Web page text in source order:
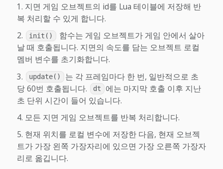
지면 게임 오브젝트의 id를 Lua 테이블에 저장해 반
복 처리할 수 있게 합니다.
init()
함수는 게임 오브젝트가 게임 안에서 살아
날 때 호출됩니다. 지면의 속도를 담는 오브젝트 로컬
멤버 변수를 초기화합니다.
update()
는 각 프레임마다 한 번, 일반적으로 초
당 60번 호출됩니다.
dt
에는 마지막 호출 이후 지난
초 단위 시간이 들어 있습니다.
모든 지면 게임 오브젝트를 반복 처리합니다.
현재 위치를 로컬 변수에 저장한 다음, 현재 오브젝
트가 가장 왼쪽 가장자리에 있으면 가장 오른쪽 가장자
리로 옮깁니다.